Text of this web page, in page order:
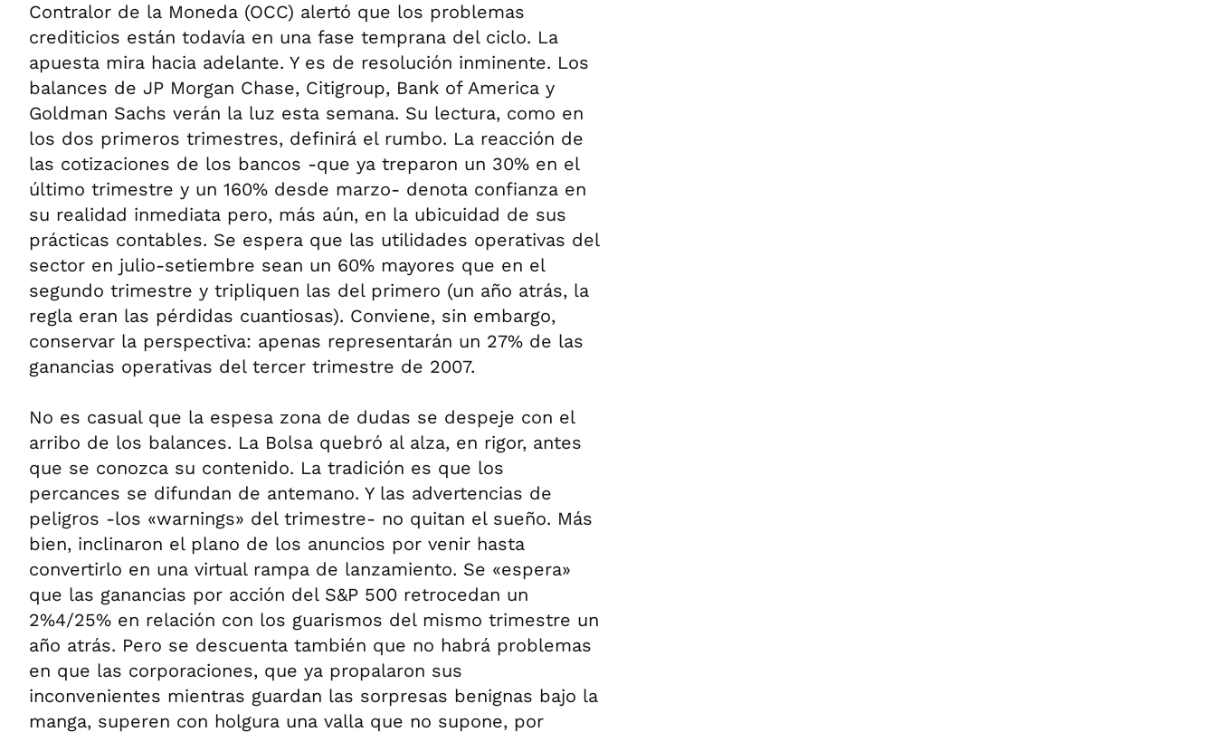
Contralor de la Moneda (OCC) alertó que los problemas
crediticios están todavía en una fase temprana del ciclo. La
apuesta mira hacia adelante. Y es de resolución inminente. Los
balances de JP Morgan Chase, Citigroup, Bank of America y
Goldman Sachs verán la luz esta semana. Su lectura, como en
los dos primeros trimestres, definirá el rumbo. La reacción de
las cotizaciones de los bancos -que ya treparon un 30% en el
último trimestre y un 160% desde marzo- denota confianza en
su realidad inmediata pero, más aún, en la ubicuidad de sus
prácticas contables. Se espera que las utilidades operativas del
sector en julio-setiembre sean un 60% mayores que en el
segundo trimestre y tripliquen las del primero (un año atrás, la
regla eran las pérdidas cuantiosas). Conviene, sin embargo,
conservar la perspectiva: apenas representarán un 27% de las
ganancias operativas del tercer trimestre de 2007.
No es casual que la espesa zona de dudas se despeje con el
arribo de los balances. La Bolsa quebró al alza, en rigor, antes
que se conozca su contenido. La tradición es que los
percances se difundan de antemano. Y las advertencias de
peligros -los «warnings» del trimestre- no quitan el sueño. Más
bien, inclinaron el plano de los anuncios por venir hasta
convertirlo en una virtual rampa de lanzamiento. Se «espera»
que las ganancias por acción del S&P 500 retrocedan un
2%4/25% en relación con los guarismos del mismo trimestre un
año atrás. Pero se descuenta también que no habrá problemas
en que las corporaciones, que ya propalaron sus
inconvenientes mientras guardan las sorpresas benignas bajo la
manga, superen con holgura una valla que no supone, por